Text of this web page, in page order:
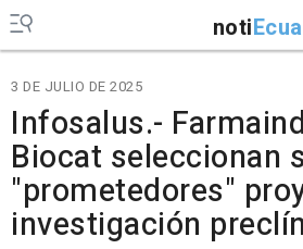
noti
3 DE JULIO DE 2025
Infosalus.-
Biocat seleccionan
"prometedores"
investigación